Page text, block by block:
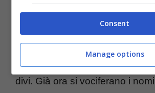
gli abiti dei protagonisti della
scorso anno, i vestiti sfoggiati
hanno fatto parlare tantissimo,
anche quest’anno ci saranno
divi. Già ora si vociferano i
Consent
Manage options